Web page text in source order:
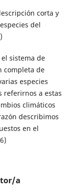
corta y
del
sistema de
completa de
especies
referirnos a estas
climáticos
describimos
en el
a